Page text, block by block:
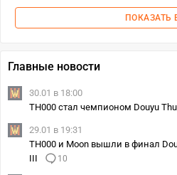
ПОКАЗАТЬ
Главные новости
30.01 в 18:00
TH000 стал чемпионом Douyu
29.01 в 19:31
TH000 и Moon вышли в финал
III
10